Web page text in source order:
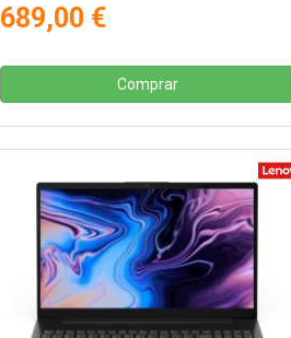
689,00 €
Comprar